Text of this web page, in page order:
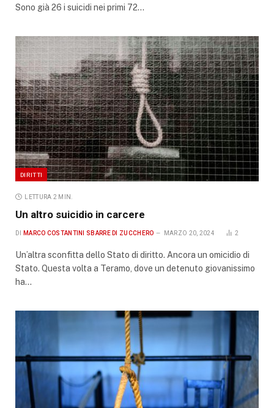
Sono già 26 i suicidi nei primi 72…
DIRITTI
LETTURA 2 MIN.
Un altro suicidio in carcere
DI MARCO COSTANTINI SBARRE DI ZUCCHERO MARZO 20, 2024 2
Un’altra sconfitta dello Stato di diritto. Ancora un omicidio di
Stato. Questa volta a Teramo, dove un detenuto giovanissimo
ha…